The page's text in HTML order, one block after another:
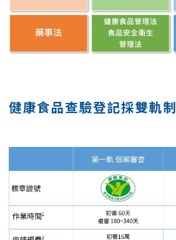
健康食品查驗登記採雙軌制